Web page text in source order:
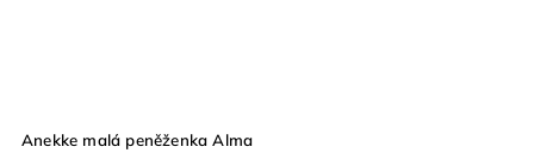
Anekke malá peněženka Alma